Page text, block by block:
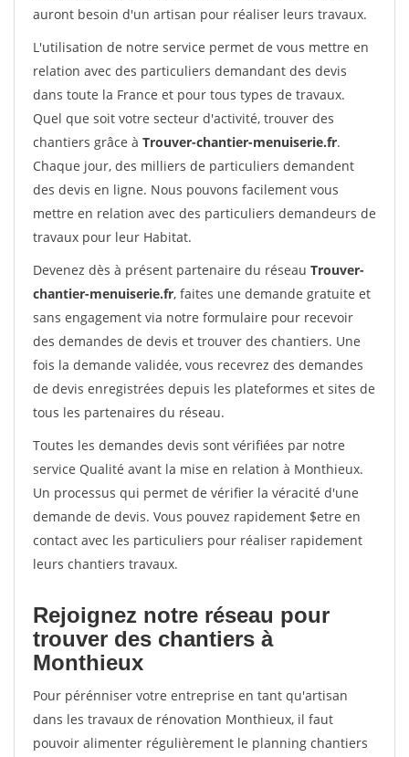
auront besoin d'un artisan pour réaliser leurs travaux.
L'utilisation de notre service permet de vous mettre en
relation avec des particuliers demandant des devis
dans toute la France et pour tous types de travaux.
Quel que soit votre secteur d'activité, trouver des
chantiers grâce à Trouver-chantier-menuiserie.fr.
Chaque jour, des milliers de particuliers demandent
des devis en ligne. Nous pouvons facilement vous
mettre en relation avec des particuliers demandeurs de
travaux pour leur Habitat.
Devenez dès à présent partenaire du réseau Trouver-
chantier-menuiserie.fr, faites une demande gratuite et
sans engagement via notre formulaire pour recevoir
des demandes de devis et trouver des chantiers. Une
fois la demande validée, vous recevrez des demandes
de devis enregistrées depuis les plateformes et sites de
tous les partenaires du réseau.
Toutes les demandes devis sont vérifiées par notre
service Qualité avant la mise en relation à Monthieux.
Un processus qui permet de vérifier la véracité d'une
demande de devis. Vous pouvez rapidement $etre en
contact avec les particuliers pour réaliser rapidement
leurs chantiers travaux.
Rejoignez notre réseau pour
trouver des chantiers à
Monthieux
Pour pérénniser votre entreprise en tant qu'artisan
dans les travaux de rénovation Monthieux, il faut
pouvoir alimenter régulièrement le planning chantiers